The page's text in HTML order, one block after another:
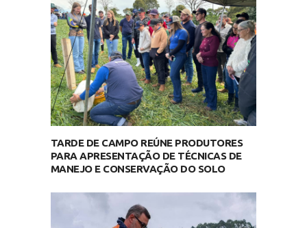
TARDE DE CAMPO REÚNE PRODUTORES
PARA APRESENTAÇÃO DE TÉCNICAS DE
MANEJO E CONSERVAÇÃO DO SOLO